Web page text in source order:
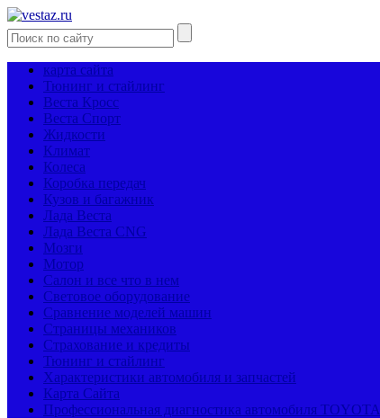
карта сайта
Тюнинг и стайлинг
Веста Кросс
Веста Спорт
Жидкости
Климат
Колеса
Коробка передач
Кузов и багажник
Лада Веста
Лада Веста CNG
Мозги
Мотор
Салон и все что в нем
Световое оборудование
Сравнение моделей машин
Страницы механиков
Страхование и кредиты
Тюнинг и стайлинг
Характеристики автомобиля и запчастей
Карта Сайта
Профессиональная диагностика автомобиля TOYOTA